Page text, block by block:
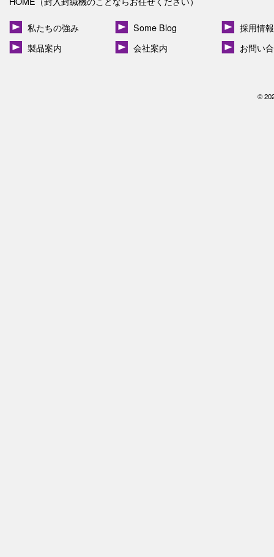
私たちの強み
製品案内
Some Blog
会社案内
採用情報
お問い
©